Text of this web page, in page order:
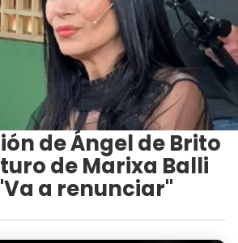
de Ángel de Brito
de Marixa Balli
a renunciar"